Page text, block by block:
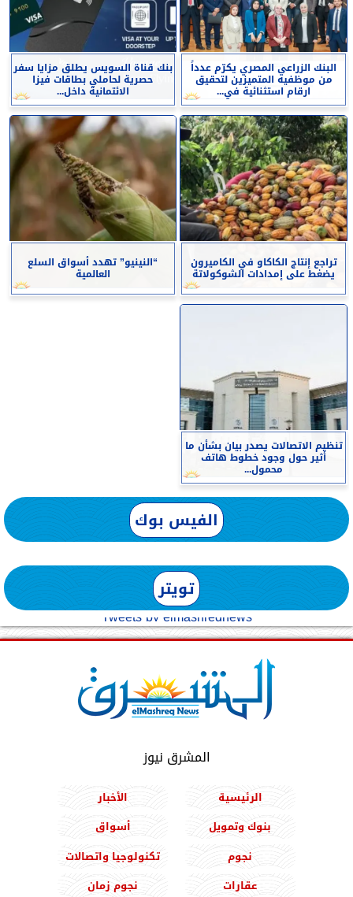
البنك الزراعي المصري يكرّم عدداً
من موظفيه المتميزين لتحقيق
ارقام استثنائية في...
بنك قناة السويس يطلق مزايا سفر
حصرية لحاملي بطاقات فيزا
الائتمانية داخل...
تراجع إنتاج الكاكاو في الكاميرون
يضغط على إمدادات الشوكولاتة
“النينيو” تهدد أسواق السلع
العالمية
تنظيم الاتصالات يصدر بيان بشأن ما
أثير حول وجود خطوط هاتف
محمول...
الفيس بوك
تويتر
Tweets by elmashreqnews
المشرق نيوز
الرئيسية
الأخبار
بنوك وتمويل
أسواق
نجوم
تكنولوجيا واتصالات
عقارات
نجوم زمان